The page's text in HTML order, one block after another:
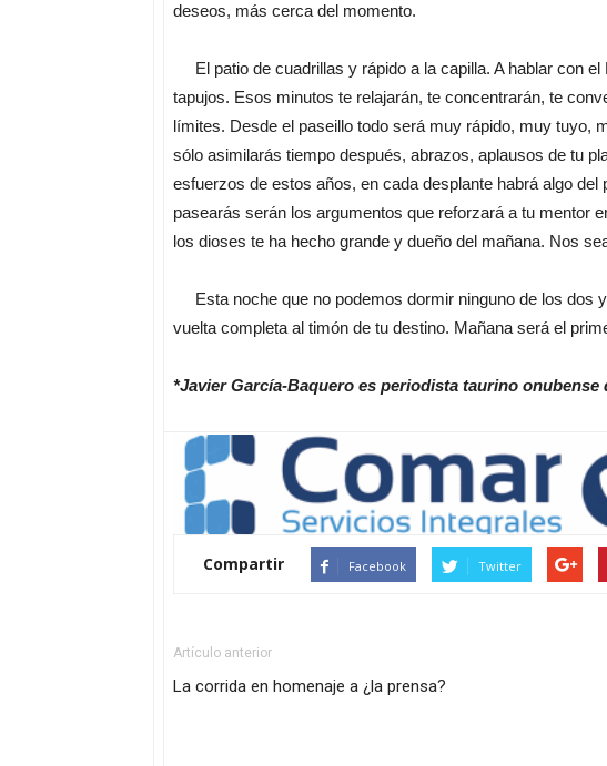
deseos, más cerca del momento.
El patio de cuadrillas y rápido a la capilla. A hablar con
tapujos. Esos minutos te relajarán, te concentrarán, te
límites. Desde el paseillo todo será muy rápido, muy tuyo,
sólo asimilarás tiempo después, abrazos, aplausos de tu
esfuerzos de estos años, en cada desplante habrá algo
pasearás serán los argumentos que reforzará a tu mentor
los dioses te ha hecho grande y dueño del mañana. Nos
Esta noche que no podemos dormir ninguno de los dos
vuelta completa al timón de tu destino. Mañana será el
*Javier García-Baquero es periodista taurino onubense
Compartir Facebook Twitter
Artículo anterior
La corrida en homenaje a ¿la prensa?